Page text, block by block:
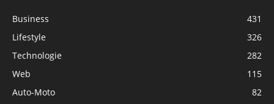
Business
431
Lifestyle
326
Technologie
282
Web
115
Auto-Moto
82